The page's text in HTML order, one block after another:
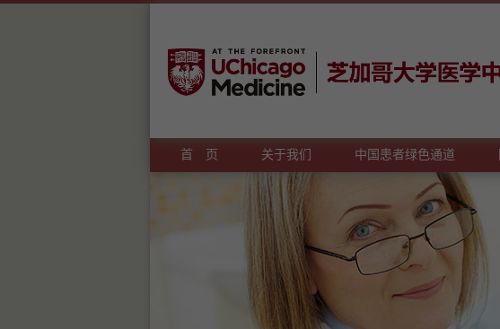
首 页 关于我们 中国患者绿色通道